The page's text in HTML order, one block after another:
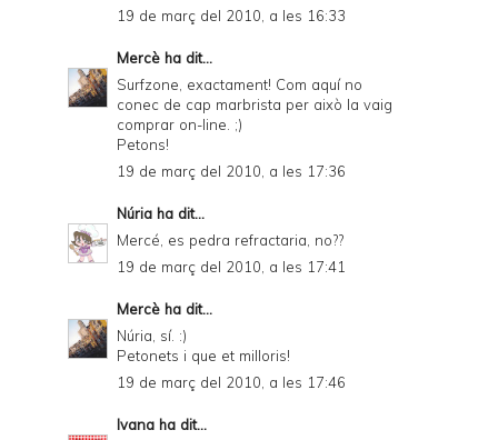
19 de març del 2010, a les 16:33
Mercè ha dit...
Surfzone, exactament! Com aquí no
conec de cap marbrista per això la vaig
comprar on-line. ;)
Petons!
19 de març del 2010, a les 17:36
Núria ha dit...
Mercé, es pedra refractaria, no??
19 de març del 2010, a les 17:41
Mercè ha dit...
Núria, sí. :)
Petonets i que et milloris!
19 de març del 2010, a les 17:46
Ivana ha dit...